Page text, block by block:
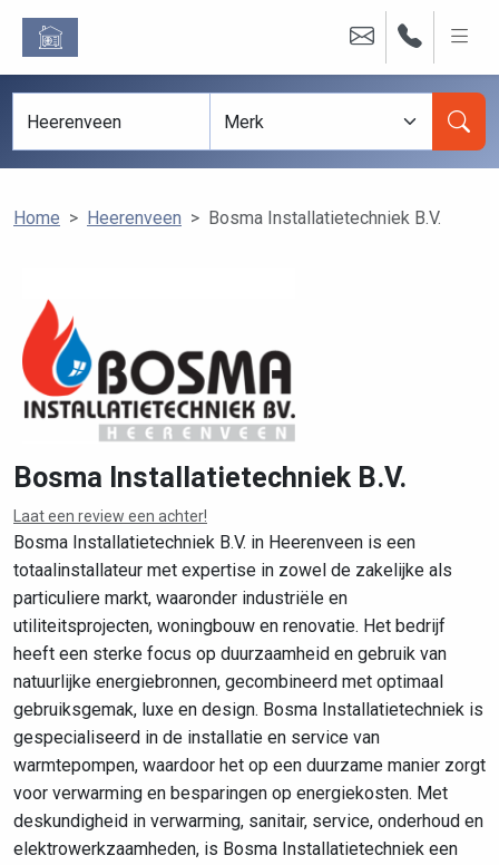
Home Heerenveen Bosma Installatietechniek B.V.
Bosma Installatietechniek B.V.
Laat een review een achter!
Bosma Installatietechniek B.V. in Heerenveen is een
totaalinstallateur met expertise in zowel de zakelijke als
particuliere markt, waaronder industriële en
utiliteitsprojecten, woningbouw en renovatie. Het bedrijf
heeft een sterke focus op duurzaamheid en gebruik van
natuurlijke energiebronnen, gecombineerd met optimaal
gebruiksgemak, luxe en design. Bosma Installatietechniek is
gespecialiseerd in de installatie en service van
warmtepompen, waardoor het op een duurzame manier zorgt
voor verwarming en besparingen op energiekosten. Met
deskundigheid in verwarming, sanitair, service, onderhoud en
elektrowerkzaamheden, is Bosma Installatietechniek een